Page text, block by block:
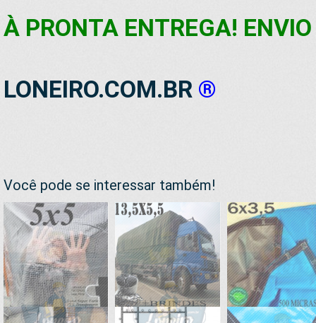
À PRONTA ENTREGA!
LONEIRO.COM.BR ®
Você pode se interessar também!